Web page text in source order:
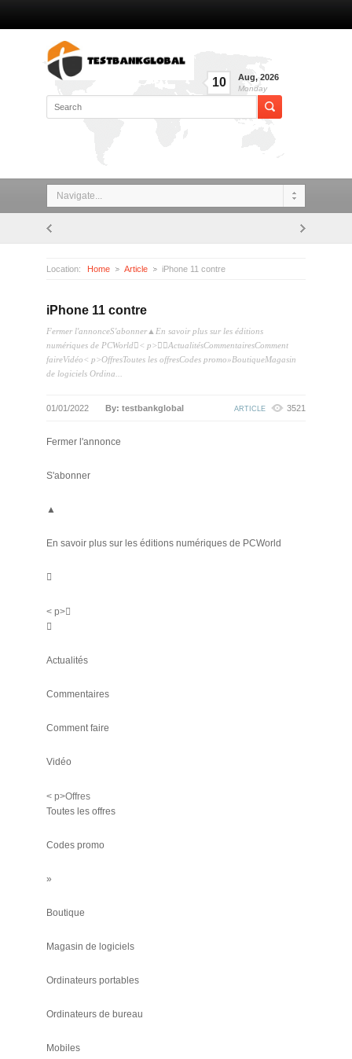
10 Aug, 2026
Monday
Navigate...
Location: Home Article iPhone 11 contre
iPhone 11 contre
Fermer l'annonceS'abonner▲En savoir plus sur les éditions
numériques de PCWorld< p>ActualitésCommentairesComment
faireVidéo< p>OffresToutes les offresCodes promo»BoutiqueMagasin
de logiciels Ordina...
01/01/2022 By: testbankglobal ARTICLE 3521
Fermer l'annonce
S'abonner
▲
En savoir plus sur les éditions numériques de PCWorld

< p>

Actualités
Commentaires
Comment faire
Vidéo
< p>Offres
Toutes les offres
Codes promo
»
Boutique
Magasin de logiciels
Ordinateurs portables
Ordinateurs de bureau
Mobiles